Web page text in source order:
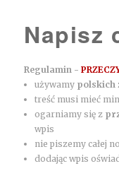
Napisz
Regulamin -
używamy polskich
treść musi mieć
ogarniamy się z
wpis
nie piszemy całej
dodając wpis